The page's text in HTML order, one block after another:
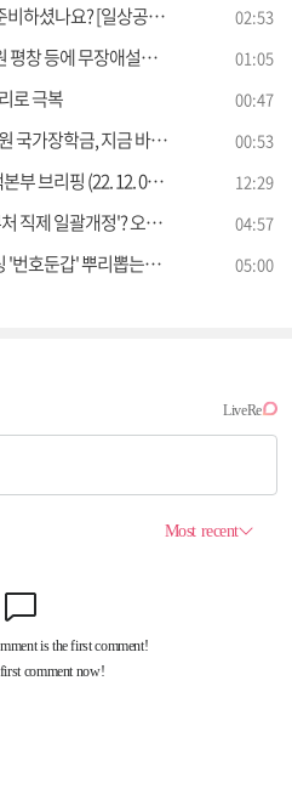
셨나요? [일상공감 365] 02:53
고령자 맞춤형 임대주택 들어선다 01:05
로 극복 00:47
금, 지금 바로 신청하세요! 00:53
리핑 (22. 12. 09. 11시) 12:29
오해와 진실은 [정책 바로보기] 04:57
리뽑는다 [정책 바로보기] 05:00